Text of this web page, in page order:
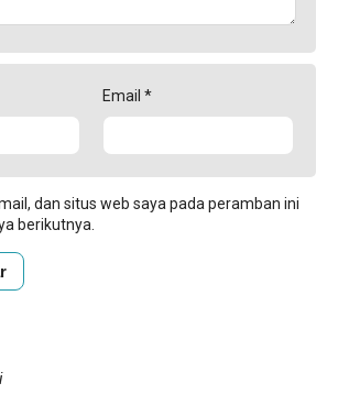
Email *
dan situs web saya pada peramban ini
berikutnya.